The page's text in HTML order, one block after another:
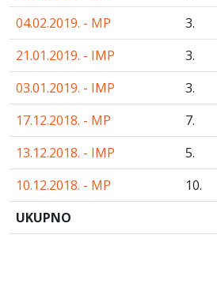
04.02.2019. - MP
3.
21.01.2019. - IMP
3.
03.01.2019. - IMP
3.
17.12.2018. - MP
7.
13.12.2018. - IMP
5.
10.12.2018. - MP
10.
UKUPNO